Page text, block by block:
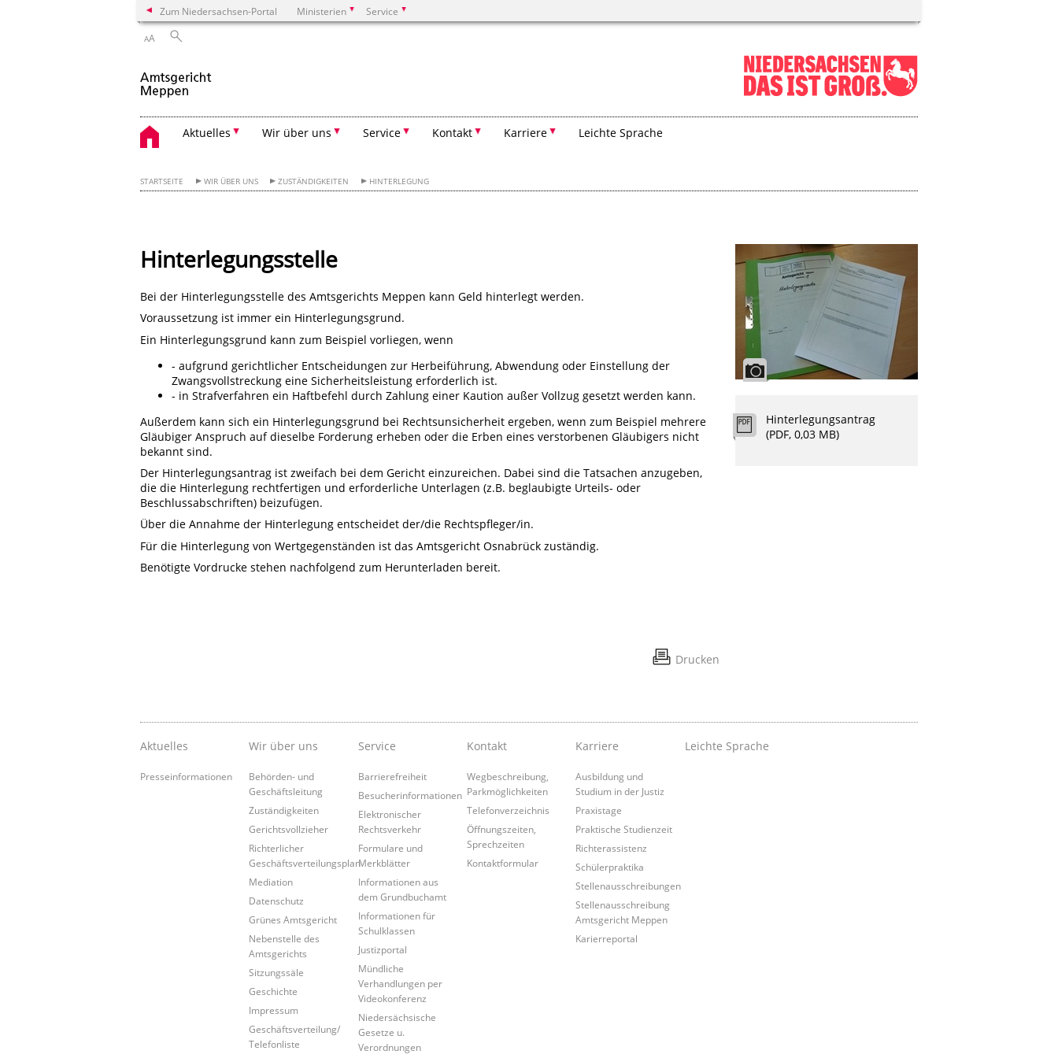
Zum Niedersachsen-Portal Ministerien Service
AA
Aktuelles Wir über uns Service Kontakt Karriere Leichte Sprache
STARTSEITE WIR ÜBER UNS ZUSTÄNDIGKEITEN HINTERLEGUNG
Hinterlegungsstelle
Bei der Hinterlegungsstelle des Amtsgerichts Meppen kann Geld hinterlegt werden.
Voraussetzung ist immer ein Hinterlegungsgrund.
Ein Hinterlegungsgrund kann zum Beispiel vorliegen, wenn
- aufgrund gerichtlicher Entscheidungen zur Herbeiführung, Abwendung oder Einstellung der
Zwangsvollstreckung eine Sicherheitsleistung erforderlich ist.
- in Strafverfahren ein Haftbefehl durch Zahlung einer Kaution außer Vollzug gesetzt werden kann.
Außerdem kann sich ein Hinterlegungsgrund bei Rechtsunsicherheit ergeben, wenn zum Beispiel mehrere
Gläubiger Anspruch auf dieselbe Forderung erheben oder die Erben eines verstorbenen Gläubigers nicht
bekannt sind.
Der Hinterlegungsantrag ist zweifach bei dem Gericht einzureichen. Dabei sind die Tatsachen anzugeben,
die die Hinterlegung rechtfertigen und erforderliche Unterlagen (z.B. beglaubigte Urteils- oder
Beschlussabschriften) beizufügen.
Über die Annahme der Hinterlegung entscheidet der/die Rechtspfleger/in.
Für die Hinterlegung von Wertgegenständen ist das Amtsgericht Osnabrück zuständig.
Benötigte Vordrucke stehen nachfolgend zum Herunterladen bereit.
Drucken
Hinterlegungsantrag
(PDF, 0,03 MB)
Aktuelles
Presseinformationen
Wir über uns
Behörden- und
Geschäftsleitung
Zuständigkeiten
Gerichtsvollzieher
Richterlicher
Geschäftsverteilungsplan
Mediation
Datenschutz
Grünes Amtsgericht
Nebenstelle des
Amtsgerichts
Sitzungssäle
Geschichte
Impressum
Geschäftsverteilung/
Telefonliste
Service
Barrierefreiheit
Besucherinformationen
Elektronischer
Rechtsverkehr
Formulare und
Merkblätter
Informationen aus
dem Grundbuchamt
Informationen für
Schulklassen
Justizportal
Mündliche
Verhandlungen per
Videokonferenz
Niedersächsische
Gesetze u.
Verordnungen
Kontakt
Wegbeschreibung,
Parkmöglichkeiten
Telefonverzeichnis
Öffnungszeiten,
Sprechzeiten
Kontaktformular
Karriere
Ausbildung und
Studium in der Justiz
Praxistage
Praktische Studienzeit
Richterassistenz
Schülerpraktika
Stellenausschreibungen
Stellenausschreibung
Amtsgericht Meppen
Karierreportal
Leichte Sprache